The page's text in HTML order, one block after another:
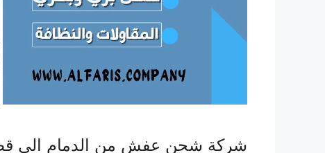
شركة شحن عفش من الدمام الى